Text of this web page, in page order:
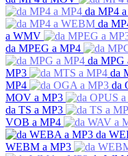
da MP4
da
a WMV
da MPEG a MP4
da MPG
MP3
da
MP4
da
MOV a MP3
da TS a MP3
VOB a MP4
da
WEBM a MP3